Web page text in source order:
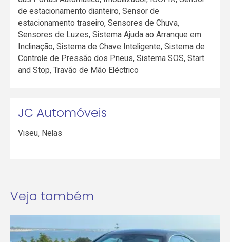
de estacionamento dianteiro, Sensor de
estacionamento traseiro, Sensores de Chuva,
Sensores de Luzes, Sistema Ajuda ao Arranque em
Inclinação, Sistema de Chave Inteligente, Sistema de
Controle de Pressão dos Pneus, Sistema SOS, Start
and Stop, Travão de Mão Eléctrico
JC Automóveis
Viseu, Nelas
Veja também